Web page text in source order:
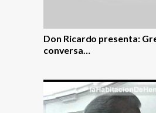
Don Ricardo presenta:
conversa…